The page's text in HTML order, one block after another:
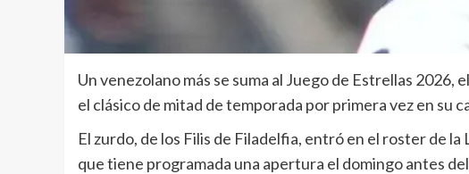
Un venezolano más se suma al Juego de Estrellas 2026,
el clásico de mitad de temporada por primera vez en su
El zurdo, de los Filis de Filadelfia, entró en el roster de
que tiene programada una apertura el domingo antes